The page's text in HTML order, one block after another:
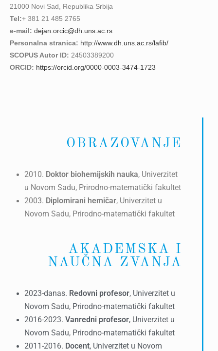
21000 Novi Sad, Republika Srbija
Tel:+ 381 21 485 2765
e-mail: dejan.orcic@dh.uns.ac.rs
Personalna stranica: http://www.dh.uns.ac.rs/lafib/
SCOPUS Autor ID: 24503389200
ORCID: https://orcid.org/0000-0003-3474-1723
OBRAZOVANJE
2010. Doktor biohemijskih nauka, Univerzitet
u Novom Sadu, Prirodno-matematički fakultet
2003. Diplomirani hemičar, Univerzitet u
Novom Sadu, Prirodno-matematički fakultet
AKADEMSKA I
NAUČNA ZVANJA
2023-danas. Redovni profesor, Univerzitet u
Novom Sadu, Prirodno-matematički fakultet
2016-2023. Vanredni profesor, Univerzitet u
Novom Sadu, Prirodno-matematički fakultet
2011-2016. Docent, Univerzitet u Novom